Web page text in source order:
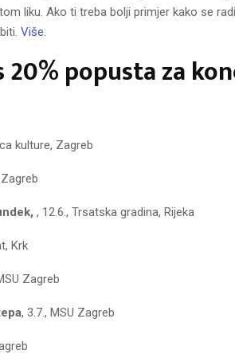
liku. Ako ti treba bolji primjer kako se
Više.
popusta za
kulture, Zagreb
, 12.6., Trsatska gradina, Rijeka
Krk
Zagreb
, 3.7., MSU Zagreb